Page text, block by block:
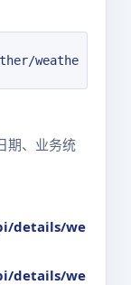
weathe
期、业务统
details/we
details/we